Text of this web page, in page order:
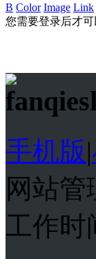
B Color Image Link
您需要登录后才
手机版|
网站管
工作时